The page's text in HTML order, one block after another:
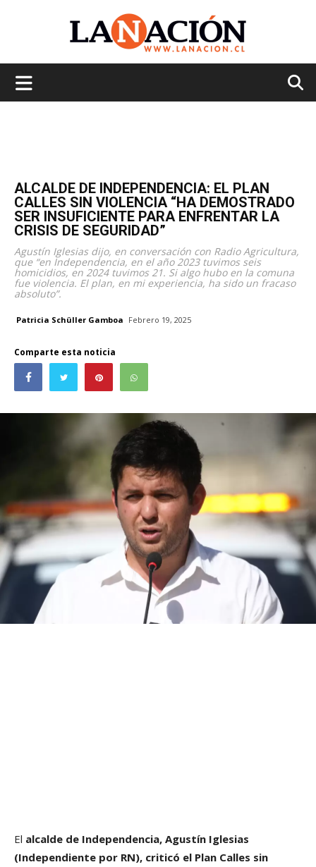
ALCALDE DE INDEPENDENCIA: EL PLAN
CALLES SIN VIOLENCIA “HA DEMOSTRADO
SER INSUFICIENTE PARA ENFRENTAR LA
CRISIS DE SEGURIDAD”
Agustín Iglesias dijo, en conversación con Radio Agricultura,
que “en Independencia, en el año 2023 tuvimos seis
homicidios, en 2024 tuvimos 21. Si algo hubo en la comuna
fue violencia. El plan, en mi experiencia, ha sido un fracaso
absoluto”.
Patricia Schüller Gamboa Febrero 19, 2025
Comparte esta noticia
El alcalde de Independencia, Agustín Iglesias
(Independiente por RN), criticó el Plan Calles sin